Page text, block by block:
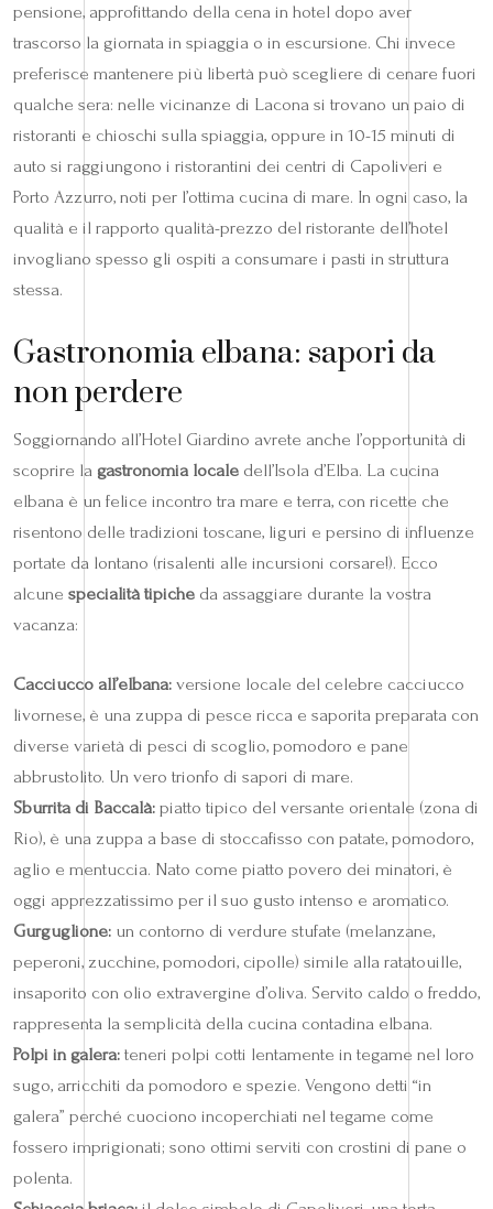
pensione, approfittando della cena in hotel dopo aver
trascorso la giornata in spiaggia o in escursione. Chi invece
preferisce mantenere più libertà può scegliere di cenare fuori
qualche sera: nelle vicinanze di Lacona si trovano un paio di
ristoranti e chioschi sulla spiaggia, oppure in 10-15 minuti di
auto si raggiungono i ristorantini dei centri di Capoliveri e
Porto Azzurro, noti per l’ottima cucina di mare. In ogni caso, la
qualità e il rapporto qualità-prezzo del ristorante dell’hotel
invogliano spesso gli ospiti a consumare i pasti in struttura
stessa.
Gastronomia elbana: sapori da
non perdere
Soggiornando all’Hotel Giardino avrete anche l’opportunità di
scoprire la gastronomia locale dell’Isola d’Elba. La cucina
elbana è un felice incontro tra mare e terra, con ricette che
risentono delle tradizioni toscane, liguri e persino di influenze
portate da lontano (risalenti alle incursioni corsare!). Ecco
alcune specialità tipiche da assaggiare durante la vostra
vacanza:
Cacciucco all’elbana: versione locale del celebre cacciucco
livornese, è una zuppa di pesce ricca e saporita preparata con
diverse varietà di pesci di scoglio, pomodoro e pane
abbrustolito. Un vero trionfo di sapori di mare.
Sburrita di Baccalà: piatto tipico del versante orientale (zona di
Rio), è una zuppa a base di stoccafisso con patate, pomodoro,
aglio e mentuccia. Nato come piatto povero dei minatori, è
oggi apprezzatissimo per il suo gusto intenso e aromatico.
Gurguglione: un contorno di verdure stufate (melanzane,
peperoni, zucchine, pomodori, cipolle) simile alla ratatouille,
insaporito con olio extravergine d’oliva. Servito caldo o freddo,
rappresenta la semplicità della cucina contadina elbana.
Polpi in galera: teneri polpi cotti lentamente in tegame nel loro
sugo, arricchiti da pomodoro e spezie. Vengono detti “in
galera” perché cuociono incoperchiati nel tegame come
fossero imprigionati; sono ottimi serviti con crostini di pane o
polenta.